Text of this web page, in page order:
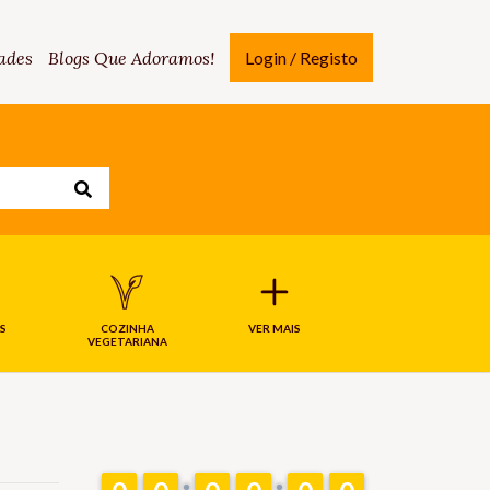
Blogs Que Adoramos! Login / Registo
COZINHA
VEGETARIANA
VER MAIS